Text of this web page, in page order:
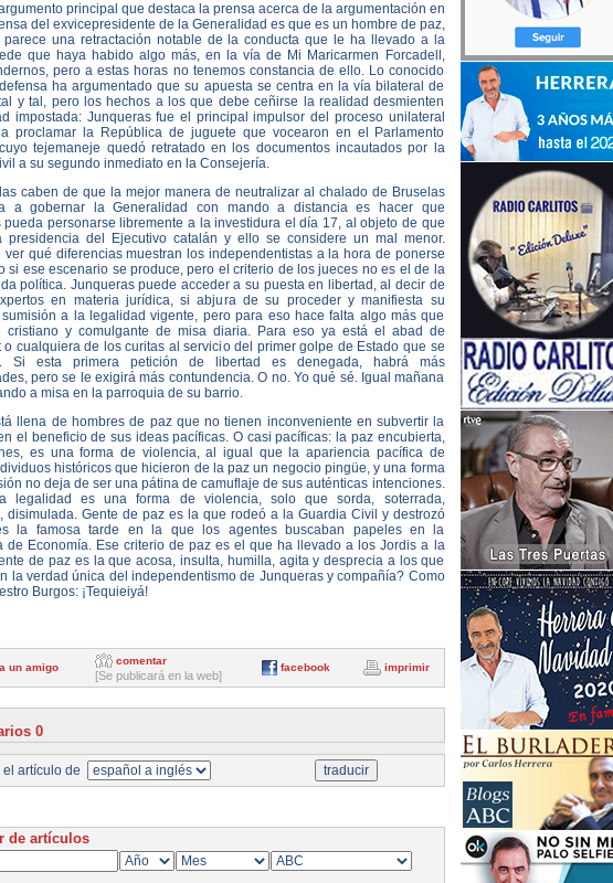
principal que destaca la prensa acerca de la argumentación en
del exvicepresidente de la Generalidad es que es un hombre de paz,
parece una retractación notable de la conducta que le ha llevado a la
que haya habido algo más, en la vía de Mi Maricarmen Forcadell,
pero a estas horas no tenemos constancia de ello. Lo conocido
ha argumentado que su apuesta se centra en la vía bilateral de
y tal, pero los hechos a los que debe ceñirse la realidad desmienten
impostada: Junqueras fue el principal impulsor del proceso unilateral
proclamar la República de juguete que vocearon en el Parlamento
tejemaneje quedó retratado en los documentos incautados por la
a su segundo inmediato en la Consejería.
caben de que la mejor manera de neutralizar al chalado de Bruselas
a gobernar la Generalidad con mando a distancia es hacer que
pueda personarse libremente a la investidura el día 17, al objeto de que
presidencia del Ejecutivo catalán y ello se considere un mal menor.
ver qué diferencias muestran los independentistas a la hora de ponerse
si ese escenario se produce, pero el criterio de los jueces no es el de la
política. Junqueras puede acceder a su puesta en libertad, al decir de
en materia jurídica, si abjura de su proceder y manifiesta su
a la legalidad vigente, pero para eso hace falta algo más que
cristiano y comulgante de misa diaria. Para eso ya está el abad de
o cualquiera de los curitas al servicio del primer golpe de Estado que se
Si esta primera petición de libertad es denegada, habrá más
pero se le exigirá más contundencia. O no. Yo qué sé. Igual mañana
a misa en la parroquia de su barrio.
llena de hombres de paz que no tienen inconveniente en subvertir la
el beneficio de sus ideas pacíficas. O casi pacíficas: la paz encubierta,
es una forma de violencia, al igual que la apariencia pacífica de
históricos que hicieron de la paz un negocio pingüe, y una forma
no deja de ser una pátina de camuflaje de sus auténticas intenciones.
legalidad es una forma de violencia, solo que sorda, soterrada,
disimulada. Gente de paz es la que rodeó a la Guardia Civil y destrozó
la famosa tarde en la que los agentes buscaban papeles en la
de Economía. Ese criterio de paz es el que ha llevado a los Jordis a la
de paz es la que acosa, insulta, humilla, agita y desprecia a los que
la verdad única del independentismo de Junqueras y compañía? Como
Burgos: ¡Tequieiyá!
un amigo
comentar
[Se publicará en la web]
facebook imprimir
0
el artículo de
de artículos